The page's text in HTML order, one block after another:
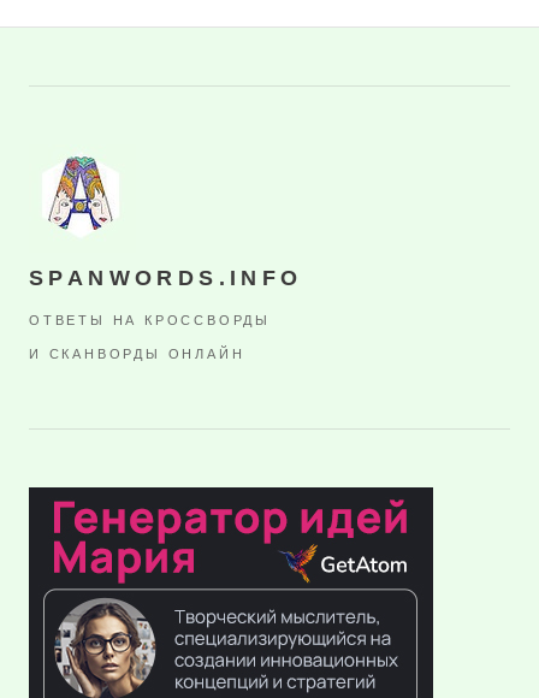
SPANWORDS.INFO
ОТВЕТЫ НА КРОССВОРДЫ
И СКАНВОРДЫ ОНЛАЙН